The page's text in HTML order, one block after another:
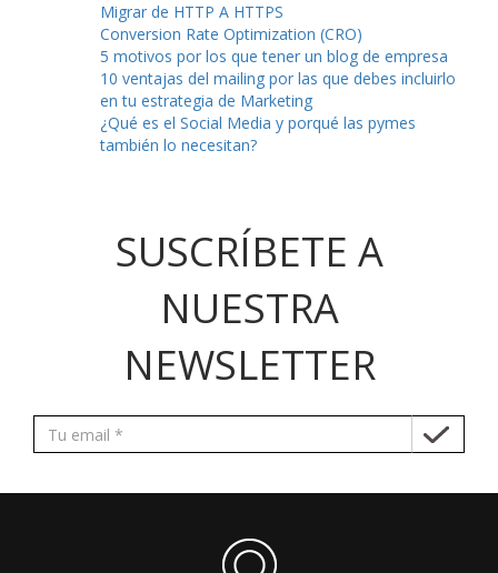
Migrar de HTTP A HTTPS
Conversion Rate Optimization (CRO)
5 motivos por los que tener un blog de empresa
10 ventajas del mailing por las que debes incluirlo
en tu estrategia de Marketing
¿Qué es el Social Media y porqué las pymes
también lo necesitan?
SUSCRÍBETE A
NUESTRA
NEWSLETTER